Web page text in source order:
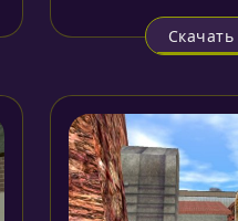
лезвием...
Скачать